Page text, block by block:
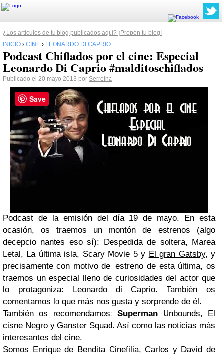
¿Los artículos de tu blog publicados aquí? ¡Propón tu blog!
INICIO › CINE › LEONARDO DI CAPRIO
Podcast Chiflados por el cine: Especial
Leonardo Di Caprio #malditoschiflados
Publicado el 20 mayo 2013 por Serreina
Podcast de la emisión del día 19 de mayo. En esta
ocasión, os traemos un montón de estrenos (algo
decepcio nantes eso sí): Despedida de soltera, Marea
Letal, La última isla, Scary Movie 5 y El gran Gatsby, y
precisamente con motivo del estreno de esta última, os
traemos un especial lleno de curiosidades del actor que
lo protagoniza: Leonardo di Caprio. También os
comentamos lo que más nos gusta y sorprende de él.
También os recomendamos:Superman Unbounds, El
cisne Negro y Ganster Squad. Así como las noticias más
interesantes del cine.
Somos Enrique de Bendita Cinefilia,Carlos y David de
Save